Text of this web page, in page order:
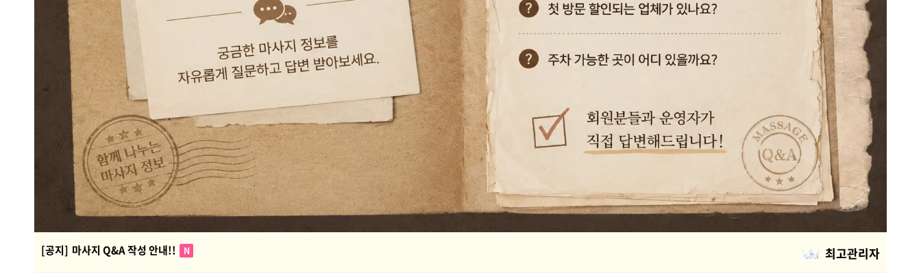
[공지] 마사지 Q&A 작성 안내!! N 최고관리자